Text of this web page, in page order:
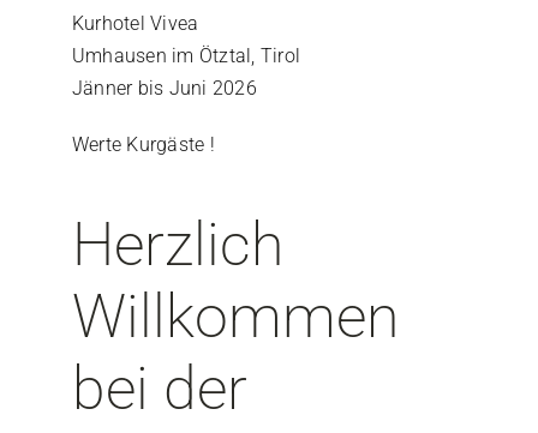
Kurhotel Vivea
Umhausen im Ötztal, Tirol
Jänner bis Juni 2026
Werte Kurgäste !
Herzlich
Willkommen
bei der